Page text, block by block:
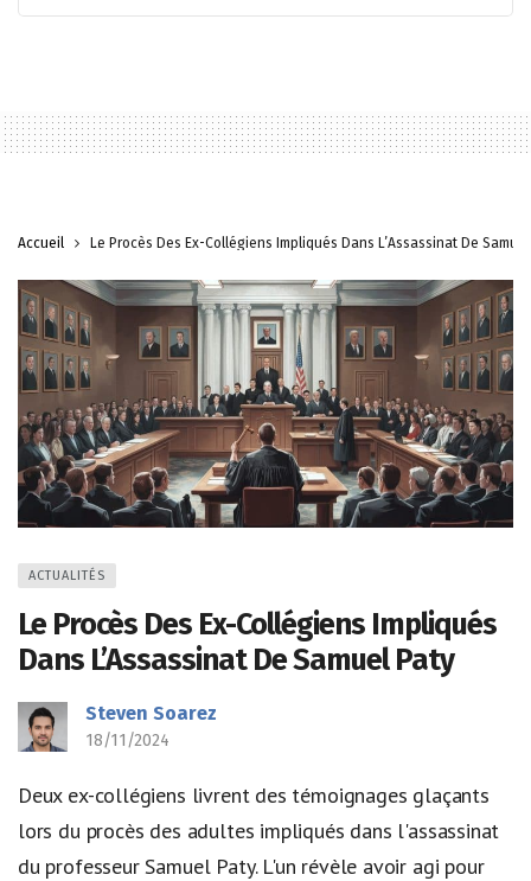
Accueil Le Procès Des Ex-Collégiens Impliqués Dans L’Assassinat De
ACTUALITÉS
Le Procès Des Ex-Collégiens Impliqués
Dans L’Assassinat De Samuel Paty
Steven Soarez
18/11/2024
Deux ex-collégiens livrent des témoignages glaçants
lors du procès des adultes impliqués dans l'assassinat
du professeur Samuel Paty. L'un révèle avoir agi pour